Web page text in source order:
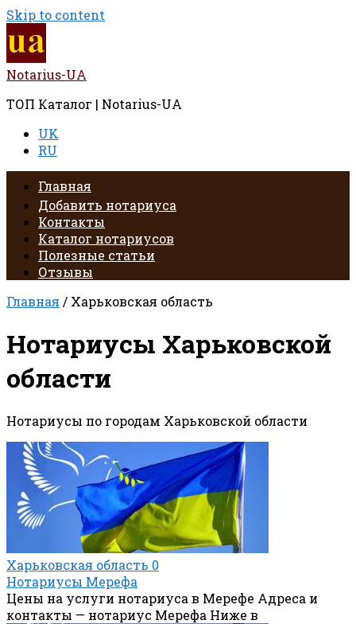
Skip to content
Notarius-UA
ТОП Каталог | Notarius-UA
UK
RU
Главная
Добавить нотариуса
Контакты
Каталог нотариусов
Полезные статьи
Отзывы
Главная / Харьковская область
Нотариусы Харьковской
области
Нотариусы по городам Харьковской области
Харьковская область 0
Нотариусы Мерефа
Цены на услуги нотариуса в Мерефе Адреса и
контакты — нотариус Мерефа Ниже в